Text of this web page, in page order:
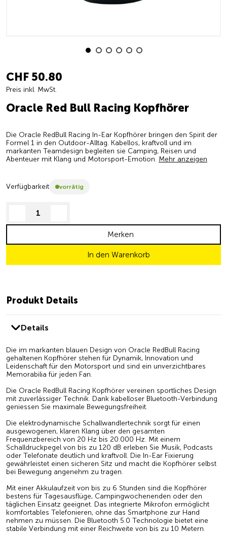
CHF 50.80
Preis inkl. MwSt.
Oracle Red Bull Racing Kopfhörer
Die Oracle RedBull Racing In-Ear Kopfhörer bringen den Spirit der
Formel 1 in den Outdoor-Alltag. Kabellos, kraftvoll und im
markanten Teamdesign begleiten sie Camping, Reisen und
Abenteuer mit Klang und Motorsport-Emotion. Mehr anzeigen
Verfügbarkeit vorrätig
decrease quantity
In den Warenkorb
Merken
Produkt Details
Details
Die im markanten blauen Design von Oracle RedBull Racing
gehaltenen Kopfhörer stehen für Dynamik, Innovation und
Leidenschaft für den Motorsport und sind ein unverzichtbares
Memorabilia für jeden Fan.
Die Oracle RedBull Racing Kopfhörer vereinen sportliches Design
mit zuverlässiger Technik. Dank kabelloser Bluetooth-Verbindung
geniessen Sie maximale Bewegungsfreiheit.
Die elektrodynamische Schallwandlertechnik sorgt für einen
ausgewogenen, klaren Klang über den gesamten
Frequenzbereich von 20 Hz bis 20.000 Hz. Mit einem
Schalldruckpegel von bis zu 120 dB erleben Sie Musik, Podcasts
oder Telefonate deutlich und kraftvoll. Die In-Ear Fixierung
gewährleistet einen sicheren Sitz und macht die Kopfhörer selbst
bei Bewegung angenehm zu tragen.
Mit einer Akkulaufzeit von bis zu 6 Stunden sind die Kopfhörer
bestens für Tagesausflüge, Campingwochenenden oder den
täglichen Einsatz geeignet. Das integrierte Mikrofon ermöglicht
komfortables Telefonieren, ohne das Smartphone zur Hand
nehmen zu müssen. Die Bluetooth 5.0 Technologie bietet eine
stabile Verbindung mit einer Reichweite von bis zu 10 Metern.